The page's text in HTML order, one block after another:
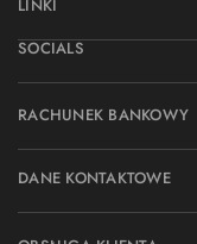
LINKI
SOCIALS
RACHUNEK BANKOWY
DANE KONTAKTOWE